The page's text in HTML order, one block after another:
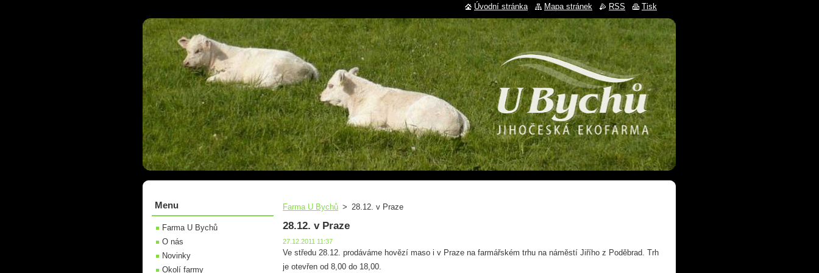
Farma U Bychů > 28.12. v Praze
28.12. v Praze
27.12.2011 11:37
Ve středu 28.12. prodáváme hovězí maso i v Praze na farmářském trhu na náměstí Jiřího z Poděbrad. Trh
je otevřen od 8,00 do 18,00.
Menu
Farma U Bychů
O nás
Novinky
Okolí farmy
Úvodní stránka Mapa stránek RSS Tisk